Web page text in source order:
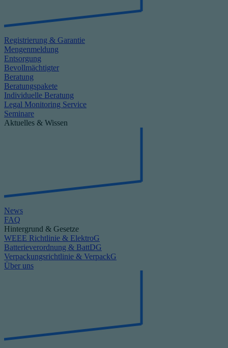
Registrierung & Garantie
Mengenmeldung
Entsorgung
Bevollmächtigter
Beratung
Beratungspakete
Individuelle Beratung
Legal Monitoring Service
Seminare
Aktuelles & Wissen
News
FAQ
Hintergrund & Gesetze
WEEE Richtlinie & ElektroG
Batterieverordnung & BattDG
Verpackungsrichtlinie & VerpackG
Über uns